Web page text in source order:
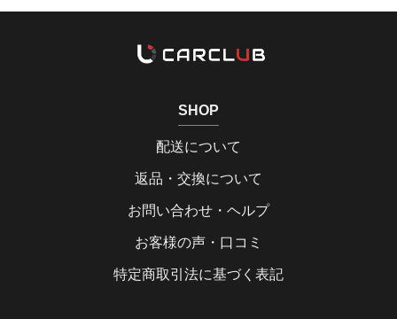
SHOP
配送について
返品・交換について
お問い合わせ・ヘルプ
お客様の声・口コミ
特定商取引法に基づく表記